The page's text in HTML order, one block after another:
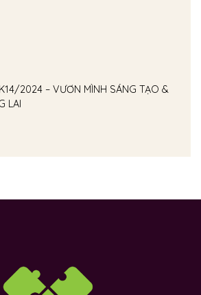
2024 – VƯƠN MÌNH SÁNG TẠO &
LAI